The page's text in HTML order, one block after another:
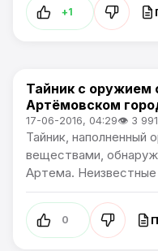
+1
Происшествия
Тайник с оружием
Артёмовском
17-06-2016, 04:29👁 3 991
Тайник, наполненный
веществами,
Артема. Неизвестные
0